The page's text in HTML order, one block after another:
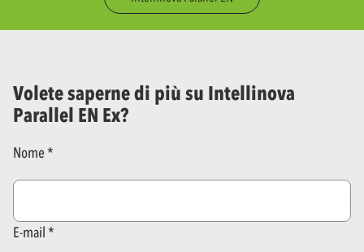
Volete saperne di più su Intellinova
Parallel EN Ex?
Nome
E-mail